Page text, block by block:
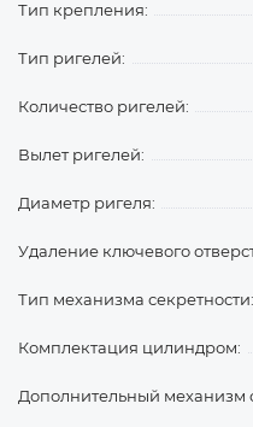
Тип крепления:
Тип ригелей:
Количество ригелей:
Вылет ригелей:
Диаметр ригеля:
Удаление ключевого
Тип механизма секретности:
Комплектация цилиндром:
Дополнительный механизм